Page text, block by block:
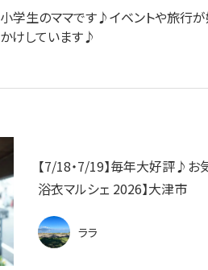
小学生のママです♪イベントや旅行
かけしています♪
【7/18・7/19】毎年大好評♪
浴衣マルシェ 2026】大津市
ララ